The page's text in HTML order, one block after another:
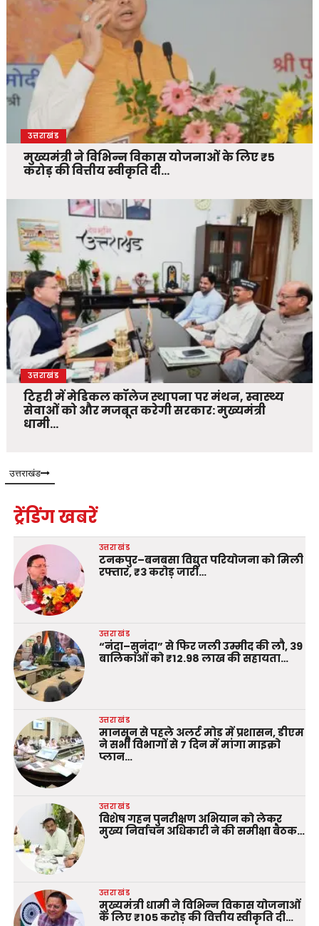
उत्तराखंड
मुख्यमंत्री ने विभिन्न विकास योजनाओं के लिए ₹5
करोड़ की वित्तीय स्वीकृति दी…
उत्तराखंड
टिहरी में मेडिकल कॉलेज स्थापना पर मंथन, स्वास्थ्य
सेवाओं को और मजबूत करेगी सरकार: मुख्यमंत्री
धामी…
उत्तराखंड
ट्रेंडिंग खबरें
उत्तराखंड
टनकपुर–बनबसा विद्युत परियोजना को मिली
रफ्तार, ₹3 करोड़ जारी…
उत्तराखंड
“नंदा–सुनंदा” से फिर जली उम्मीद की लौ, 39
बालिकाओं को ₹12.98 लाख की सहायता…
उत्तराखंड
मानसून से पहले अलर्ट मोड में प्रशासन, डीएम
ने सभी विभागों से 7 दिन में मांगा माइक्रो
प्लान…
उत्तराखंड
विशेष गहन पुनरीक्षण अभियान को लेकर
मुख्य निर्वाचन अधिकारी ने की समीक्षा बैठक…
उत्तराखंड
मुख्यमंत्री धामी ने विभिन्न विकास योजनाओं
के लिए ₹105 करोड़ की वित्तीय स्वीकृति दी…